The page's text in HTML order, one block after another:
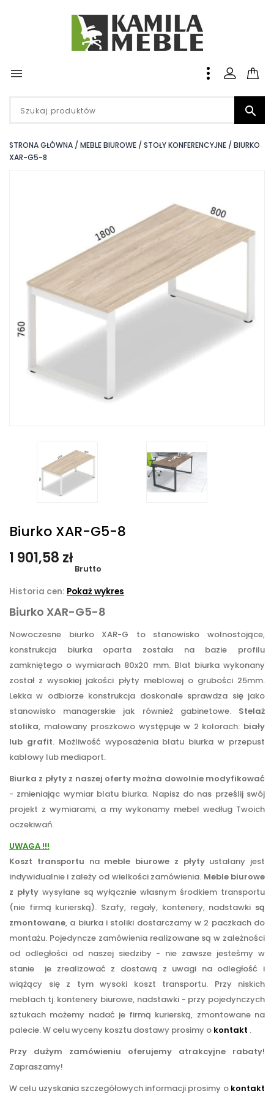


STRONA GŁÓWNA MEBLE BIUROWE STOŁY KONFERENCYJNE
BIURKO
XAR-G5-8
Biurko XAR-G5-8
1 901,58 zł
Brutto
Historia cen: Pokaż wykres
Biurko XAR-G5-8
Nowoczesne biurko XAR-G to stanowisko wolnostojące,
konstrukcja biurka oparta została na bazie profilu
zamkniętego o wymiarach 80x20 mm. Blat biurka wykonany
został z wysokiej jakości płyty meblowej o grubości 25mm.
Lekka w odbiorze konstrukcja doskonale sprawdza się jako
stanowisko managerskie jak również gabinetowe.Stelaż
stolika, malowany proszkowo występuje w 2 kolorach: biały
lub grafit. Możliwość wyposażenia blatu biurka w przepust
kablowy lub mediaport.
Biurka z płyty z naszej oferty można dowolnie modyfikować
- zmieniając wymiar blatu biurka. Napisz do nas prześlij swój
projekt z wymiarami, a my wykonamy mebel według Twoich
oczekiwań.
UWAGA !!!
Koszt transportu na meble biurowe z płytyustalany jest
indywidualnie i zależy od wielkości zamówienia. Meble biurowe
z płytywysyłane są wyłącznie własnym środkiem transportu
(nie firmą kurierską). Szafy, regały, kontenery, nadstawki są
zmontowane, a biurka i stoliki dostarczamy w 2 paczkach do
montażu. Pojedyncze zamówienia realizowane są w zależności
od odległości od naszej siedziby - nie zawsze jesteśmy w
stanie je zrealizować z dostawą z uwagi na odległość i
wiążący się z tym wysoki koszt transportu. Przy niskich
meblach tj. kontenery biurowe, nadstawki - przy pojedynczych
sztukach możemy nadać je firmą kurierską, zmontowane na
palecie. W celu wyceny kosztu dostawy prosimy o kontakt .
Przy dużym zamówieniu oferujemy atrakcyjne rabaty!
Zapraszamy!
W celu uzyskania szczegółowych informacji prosimy o kontakt